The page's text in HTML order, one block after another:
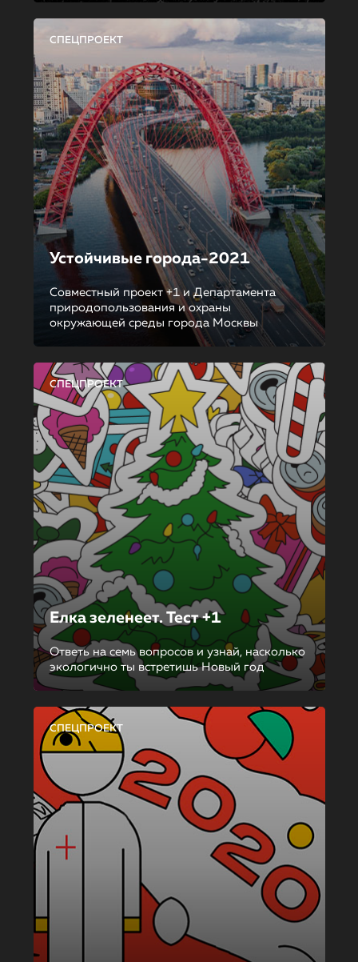
СПЕЦПРОЕКТ
Устойчивые города-2021
Совместный проект +1 и Департамента
природопользования и охраны
окружающей среды города Москвы
СПЕЦПРОЕКТ
Елка зеленеет. Тест +1
Ответь на семь вопросов и узнай, насколько
экологично ты встретишь Новый год
СПЕЦПРОЕКТ